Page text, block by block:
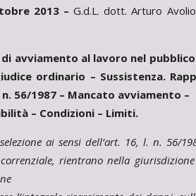
2013 – G.d.L. dott. Arturo
avviamento al lavoro nel
ordinario – Sussistenza.
56/1987 – Mancato avviamento –
– Condizioni – Limiti.
ai sensi dell’art. 16, l. n. 56/
rientrano nella